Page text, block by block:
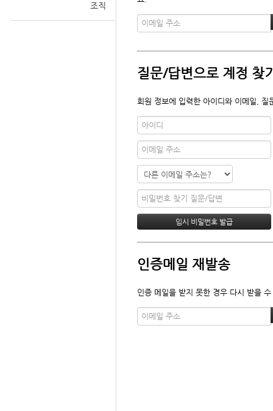
조직
질문/답변으로 계정 찾
회원 정보에 입력한 아이디와 이메일,
인증메일 재발송
인증 메일을 받지 못한 경우 다시 받을